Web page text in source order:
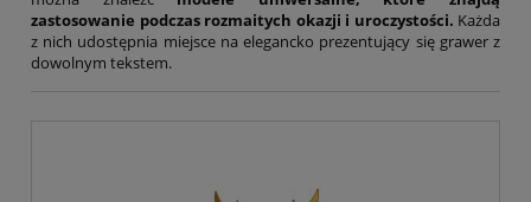
zastosowanie podczas rozmaitych okazji i uroczystości. Każda
z nich udostępnia miejsce na elegancko prezentujący się grawer z
dowolnym tekstem.